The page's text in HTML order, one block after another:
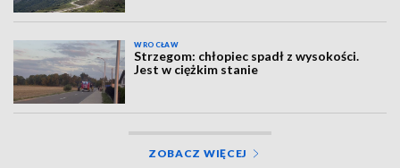
WROCŁAW
Strzegom: chłopiec spadł z wysokości.
Jest w ciężkim stanie
ZOBACZ WIĘCEJ